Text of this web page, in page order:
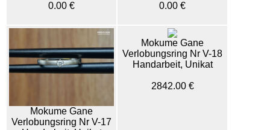
0.00 € 0.00 €
Mokume Gane
Verlobungsring Nr V-17
Mokume Gane
Verlobungsring Nr V-18
Handarbeit, Unikat
2842.00 €